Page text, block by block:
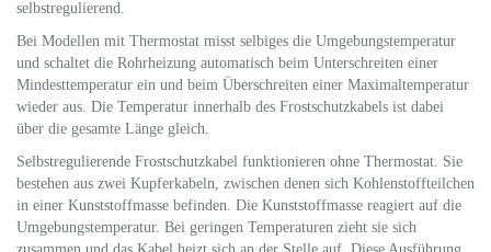
selbstregulierend.
Bei Modellen mit Thermostat misst selbiges die Umgebungstemperatur
und schaltet die Rohrheizung automatisch beim Unterschreiten einer
Mindesttemperatur ein und beim Überschreiten einer Maximaltemperatur
wieder aus. Die Temperatur innerhalb des Frostschutzkabels ist dabei
über die gesamte Länge gleich.
Selbstregulierende Frostschutzkabel funktionieren ohne Thermostat. Sie
bestehen aus zwei Kupferkabeln, zwischen denen sich Kohlenstoffteilchen
in einer Kunststoffmasse befinden. Die Kunststoffmasse reagiert auf die
Umgebungstemperatur. Bei geringen Temperaturen zieht sie sich